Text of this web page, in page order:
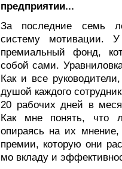
предприятии...
За последние семь
систему мотивации.
премиальный фонд,
собой сами.
Как и все
душой каждого
20 рабочих дней в
Как мне понять, что
опираясь на их
премии, которую они
мо вкладу и